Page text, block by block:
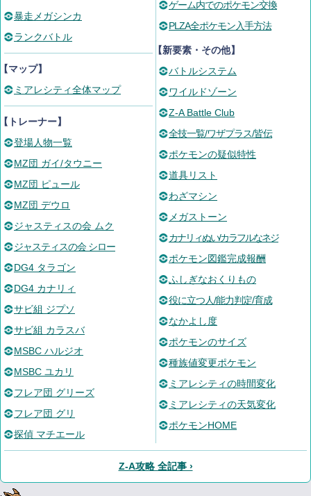
暴走メガシンカ
ランクバトル
マップ】
ミアレシティ全体マップ
トレーナー】
登場人物一覧
MZ団 ガイ/タウニー
MZ団 ピュール
MZ団 デウロ
ジャスティスの会 ムク
ジャスティスの会 シロー
DG4 タラゴン
DG4 カナリィ
サビ組 ジプソ
サビ組 カラスバ
MSBC ハルジオ
MSBC ユカリ
フレア団 グリーズ
フレア団 グリ
探偵 マチエール
ゲーム内でのポケモン交換
PLZA全ポケモン入手方法
【新要素・その他】
バトルシステム
ワイルドゾーン
Z-A Battle Club
全技一覧/ワザプラス/皆伝
ポケモンの疑似特性
道具リスト
わざマシン
メガストーン
カナリィぬい/カラフルなネジ
ポケモン図鑑完成報酬
ふしぎなおくりもの
役に立つ人/能力判定/育成
なかよし度
ポケモンのサイズ
種族値変更ポケモン
ミアレシティの時間変化
ミアレシティの天気変化
ポケモンHOME
Z-A攻略 全記事 ›